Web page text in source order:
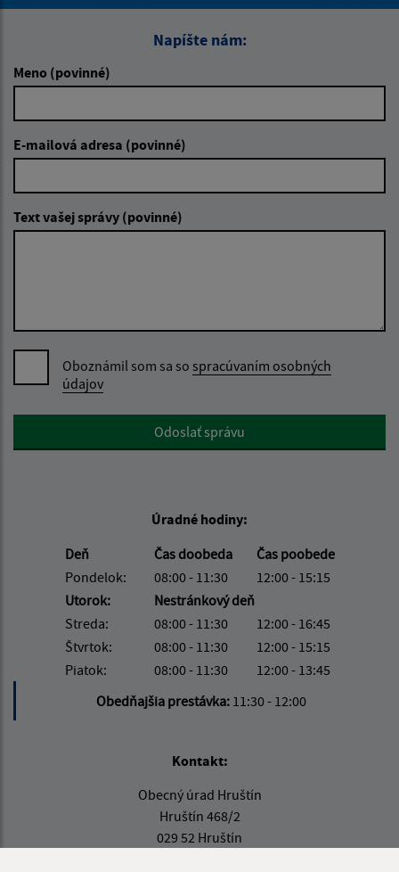
Napíšte nám:
Meno (povinné)
E-mailová adresa (povinné)
Text vašej správy (povinné)
Oboznámil som sa so spracúvaním osobných
údajov
Google reCaptcha ResponseOdoslať správu
Úradné hodiny:
Deň
Čas doobeda
Čas poobede
Pondelok:
08:00 - 11:30
12:00 - 15:15
Utorok:
Nestránkový deň
Streda:
08:00 - 11:30
12:00 - 16:45
Štvrtok:
08:00 - 11:30
12:00 - 15:15
Piatok:
08:00 - 11:30
12:00 - 13:45
Obedňajšia prestávka: 11:30 - 12:00
Kontakt:
Obecný úrad Hruštín
Hruštín 468/2
029 52 Hruštín